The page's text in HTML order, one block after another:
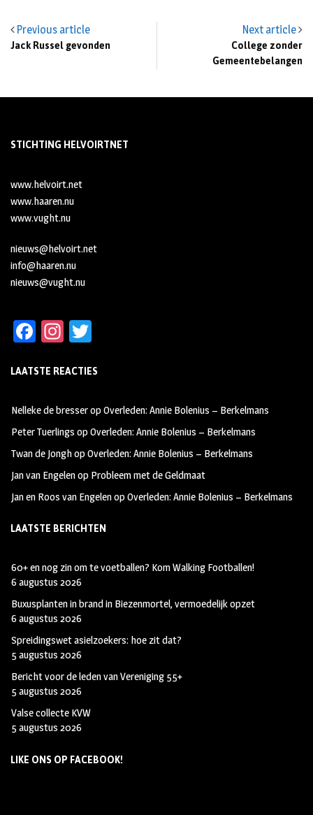
Previous article
Jack Russel gevonden
Next article
College zonder
Gemeentebelangen
STICHTING HELVOIRTNET
www.helvoirt.net
www.haaren.nu
www.vught.nu
nieuws@helvoirt.net
info@haaren.nu
nieuws@vught.nu
Fa
b
oo
k
In
ag
m
tt
LAATSTE REACTIES
Nelleke de bresseropOverleden: Annie Bolenius – Berkelmans
Peter Tuerlings opOverleden: Annie Bolenius – Berkelmans
Twan de JonghopOverleden: Annie Bolenius – Berkelmans
Jan van Engelenop Probleem met de Geldmaat
Jan en Roos van EngelenopOverleden: Annie Bolenius – Berkelmans
LAATSTE BERICHTEN
60+ en nog zin om te voetballen? Kom Walking Footballen!
6 augustus 2026
Buxusplanten in brand in Biezenmortel, vermoedelijk opzet
6 augustus 2026
Spreidingswet asielzoekers: hoe zit dat?
5 augustus 2026
Bericht voor de leden van Vereniging 55+
5 augustus 2026
Valse collecte KVW
5 augustus 2026
LIKE ONS OP FACEBOOK!